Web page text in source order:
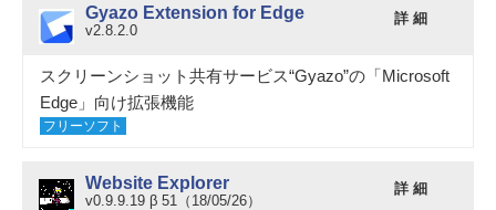
Gyazo Extension for Edge
v2.8.2.0
詳 細
スクリーンショット共有サービス“Gyazo”の「Microsoft
Edge」向け拡張機能
フリーソフト
Website Explorer
v0.9.9.19 β 51（18/05/26）
詳 細